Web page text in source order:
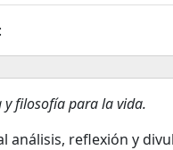
y filosofía para la vida.
análisis, reflexión y